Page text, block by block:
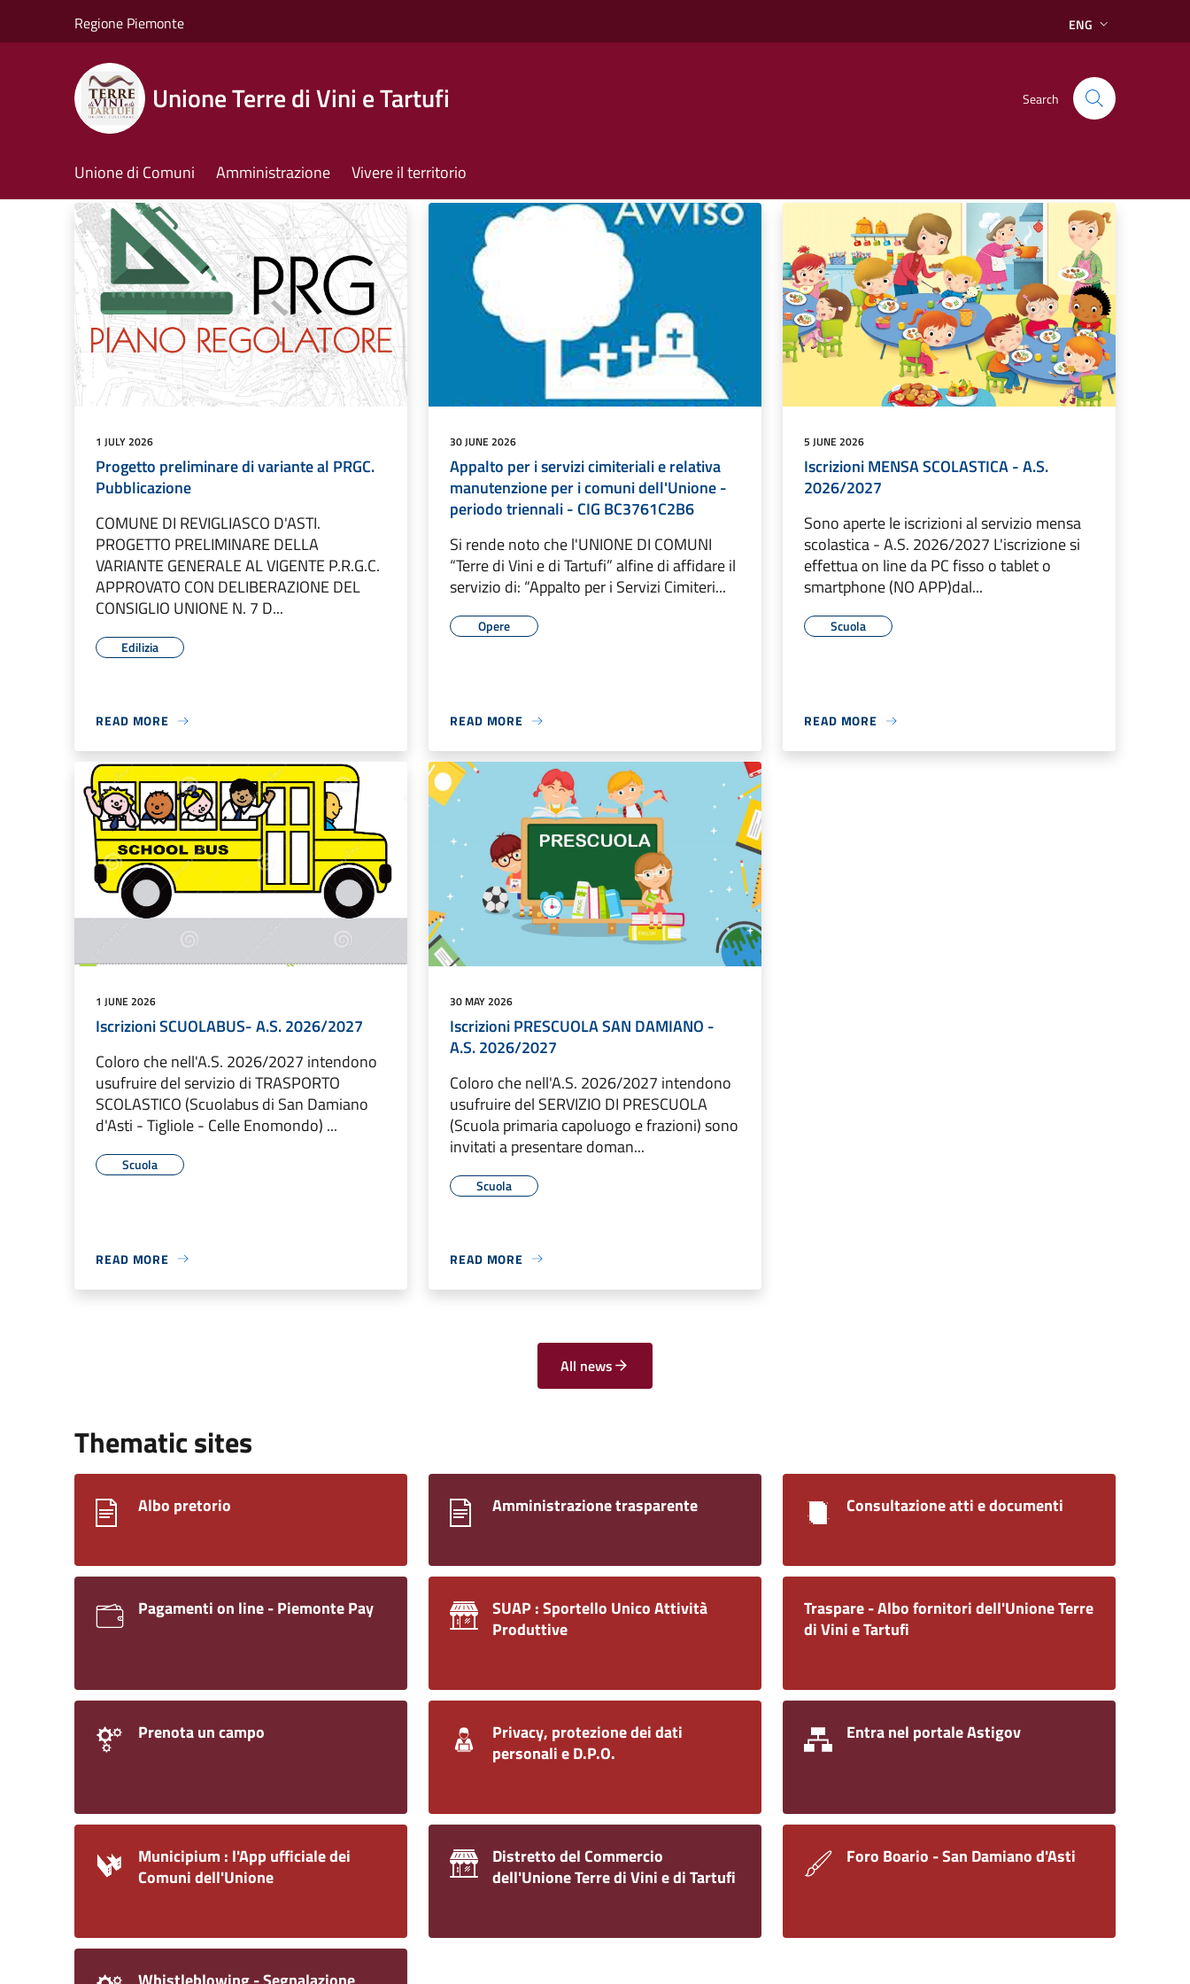
Regione Piemonte ENG
Unione Terre di Vini e Tartufi Search
Unione di Comuni Amministrazione Vivere il territorio
1 JULY 2026
Progetto preliminare di variante al PRGC.
Pubblicazione
COMUNE DI REVIGLIASCO D'ASTI.
PROGETTO PRELIMINARE DELLA
VARIANTE GENERALE AL VIGENTE P.R.G.C.
APPROVATO CON DELIBERAZIONE DEL
CONSIGLIO UNIONE N. 7 D...
Edilizia
READ MORE
30 JUNE 2026
Appalto per i servizi cimiteriali e relativa
manutenzione per i comuni dell'Unione -
periodo triennali - CIG BC3761C2B6
Si rende noto che l'UNIONE DI COMUNI
“Terre di Vini e di Tartufi” alfine di affidare il
servizio di: “Appalto per i Servizi Cimiteri...
Opere
READ MORE
5 JUNE 2026
Iscrizioni MENSA SCOLASTICA - A.S.
2026/2027
Sono aperte le iscrizioni al servizio mensa
scolastica - A.S. 2026/2027 L'iscrizione si
effettua on line da PC fisso o tablet o
smartphone (NO APP)dal...
Scuola
READ MORE
1 JUNE 2026
Iscrizioni SCUOLABUS- A.S. 2026/2027
Coloro che nell'A.S. 2026/2027 intendono
usufruire del servizio di TRASPORTO
SCOLASTICO (Scuolabus di San Damiano
d'Asti - Tigliole - Celle Enomondo) ...
Scuola
READ MORE
30 MAY 2026
Iscrizioni PRESCUOLA SAN DAMIANO -
A.S. 2026/2027
Coloro che nell'A.S. 2026/2027 intendono
usufruire del SERVIZIO DI PRESCUOLA
(Scuola primaria capoluogo e frazioni) sono
invitati a presentare doman...
Scuola
READ MORE
All news
Thematic sites
Albo pretorio Amministrazione trasparente Consultazione atti e documenti
Pagamenti on line - Piemonte Pay
SUAP : Sportello Unico Attività
Produttive
Traspare - Albo fornitori dell'Unione Terre
di Vini e Tartufi
Prenota un campo
Privacy, protezione dei dati
personali e D.P.O.
Entra nel portale Astigov
Municipium : l'App ufficiale dei
Comuni dell'Unione
Distretto del Commercio
dell'Unione Terre di Vini e di Tartufi
Foro Boario - San Damiano d'Asti